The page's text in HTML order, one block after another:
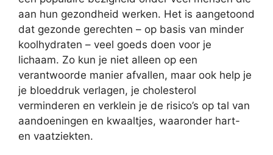
aan hun gezondheid werken. Het is aangetoond
dat gezonde gerechten – op basis van minder
koolhydraten – veel goeds doen voor je
lichaam. Zo kun je niet alleen op een
verantwoorde manier afvallen, maar ook help je
je bloeddruk verlagen, je cholesterol
verminderen en verklein je de risico’s op tal van
aandoeningen en kwaaltjes, waaronder hart-
en vaatziekten.